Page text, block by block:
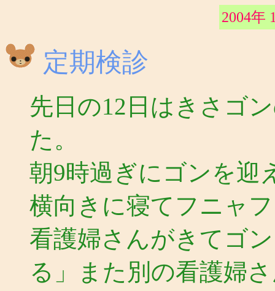
2004年
定期検診
先日の12日はきさゴ
た。
朝9時過ぎにゴンを迎
横向きに寝てフニャ
看護婦さんがきてゴ
る」また別の看護婦